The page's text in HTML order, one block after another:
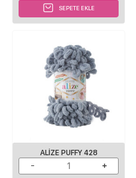
SEPETE EKLE
ALIZE PUFFY 428